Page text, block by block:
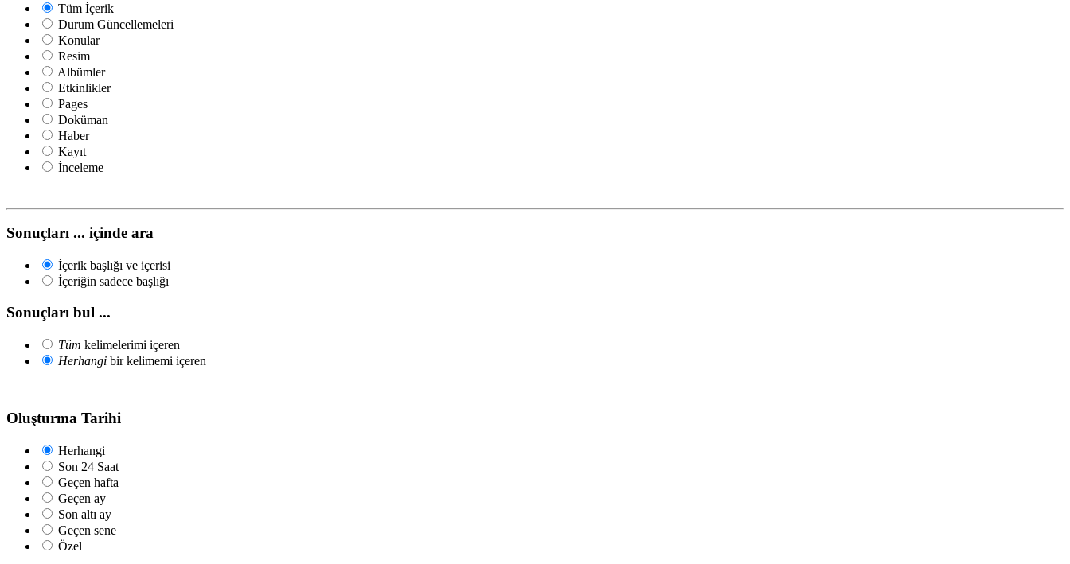
Tüm İçerik
Durum Güncellemeleri
Konular
Resim
Albümler
Etkinlikler
Pages
Doküman
Haber
Kayıt
İnceleme
Sonuçları ... içinde ara
İçerik başlığı ve içerisi
İçeriğin sadece başlığı
Sonuçları bul ...
Tüm kelimelerimi içeren
Herhangi bir kelimemi içeren
Oluşturma Tarihi
Herhangi
Son 24 Saat
Geçen hafta
Geçen ay
Son altı ay
Geçen sene
Özel